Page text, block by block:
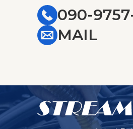
090-
MAIL